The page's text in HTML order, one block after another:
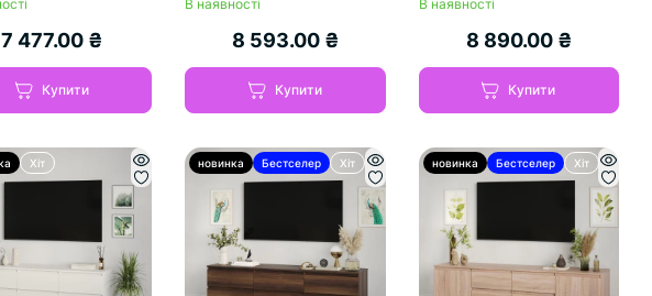
7 477.00 ₴
Купити
В наявності
8 593.00 ₴
Купити
В наявності
8 890.00 ₴
Купити
Хіт новинка Бестселер Хіт новинка Бестселер Хіт